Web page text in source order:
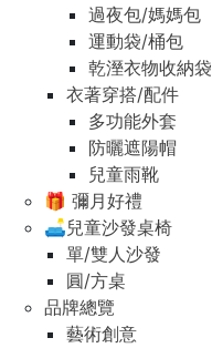
過夜包/媽媽包
運動袋/桶包
乾溼衣物收納袋
衣著穿搭/配件
多功能外套
防曬遮陽帽
兒童雨靴
🎁 彌月好禮
🛋️兒童沙發桌椅
單/雙人沙發
圓/方桌
品牌總覽
藝術創意